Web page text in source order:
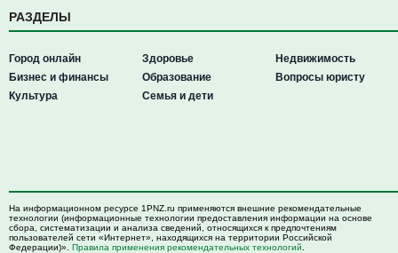
РАЗДЕЛЫ
Город онлайн
Бизнес и финансы
Культура
Здоровье
Образование
Семья и дети
Недвижимость
Вопросы юристу
На информационном ресурсе 1PNZ.ru применяются внешние рекомендательные
технологии (информационные технологии предоставления информации на основе
сбора, систематизации и анализа сведений, относящихся к предпочтениям
пользователей сети «Интернет», находящихся на территории Российской
Федерации)». Правила применения рекомендательных технологий